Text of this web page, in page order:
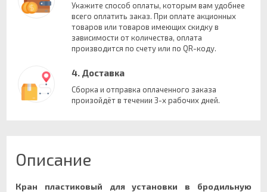
Укажите способ оплаты, которым вам удобнее
всего оплатить заказ. При оплате акционных
товаров или товаров имеющих скидку в
зависимости от количества, оплата
производится по счету или по QR-коду.
4. Доставка
Сборка и отправка оплаченного заказа
произойдёт в течении 3-х рабочих дней.
Описание
Кран пластиковый для установки в бродильную